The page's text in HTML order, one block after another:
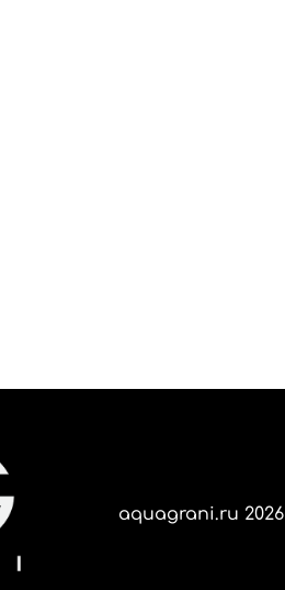
aquagrani.ru 2026